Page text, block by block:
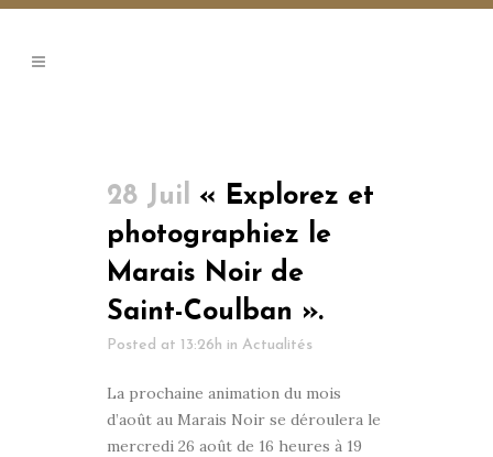
28 Juil « Explorez et
photographiez le
Marais Noir de
Saint-Coulban ».
Posted at 13:26h in Actualités
La prochaine animation du mois
d’août au Marais Noir se déroulera le
mercredi 26 août de 16 heures à 19